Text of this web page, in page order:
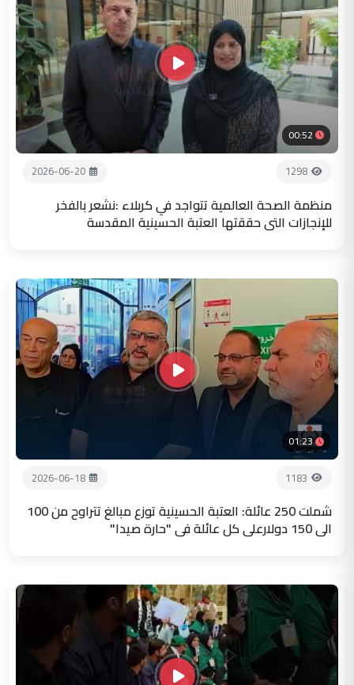
00:52
1298
2026-06-20
منظمة الصحة العالمية تتواجد في كربلاء :نشعر بالفخر
للإنجازات التي حققتها العتبة الحسينية المقدسة
01:23
1183
2026-06-18
شملت 250 عائلة: العتبة الحسينية توزع مبالغ تتراوح من 100
الى 150 دولارعلى كل عائلة في "حارة صيدا"